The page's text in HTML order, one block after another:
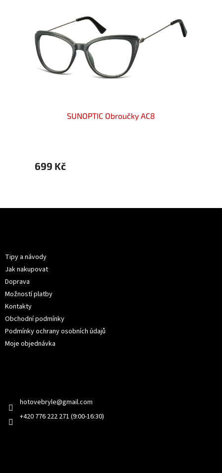
SUNOPTIC Obroučky AC8
699 Kč
Tipy a návody
Jak nakupovat
Doprava
Možností platby
Kontakty
Obchodní podmínky
Podmínky ochrany osobních údajů
Moje objednávka
hotovebryle@gmail.com
+420 776 222 271 (9:00-16:30)